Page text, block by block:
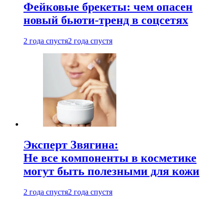
Фейковые брекеты: чем опасен
новый бьюти-тренд в соцсетях
2 года спустя2 года спустя
Эксперт Звягина:
Не все компоненты в косметике
могут быть полезными для кожи
2 года спустя2 года спустя